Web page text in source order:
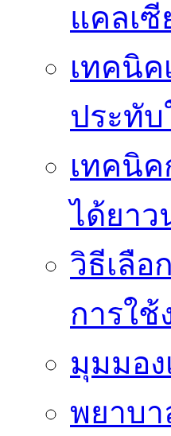
แคลเซี
เทคนิค
ประทับ
เทคนิค
ได้ยาว
วิธีเลือ
การใช้
มุมมอง
พยาบา